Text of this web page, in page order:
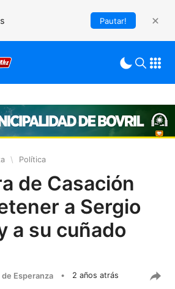
Pautar!
\ Política
de Casación
a Sergio
a su cuñado
Esperanza • 2 años atrás